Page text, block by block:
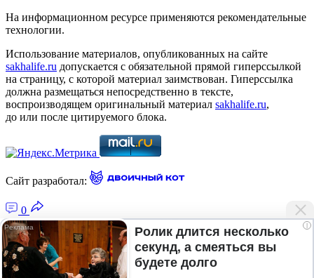
На информационном ресурсе применяются рекомендательные
технологии.
Использование материалов, опубликованных на сайте
sakhalife.ru допускается с обязательной прямой гиперссылкой
на страницу, с которой материал заимствован. Гиперссылка
должна размещаться непосредственно в тексте,
воспроизводящем оригинальный материал sakhalife.ru,
до или после цитируемого блока.
Сайт разработал:
0
Главная — Новости Якутии и мира
Лента новостей
i
Ролик длится несколько
секунд, а смеяться вы
будете долго